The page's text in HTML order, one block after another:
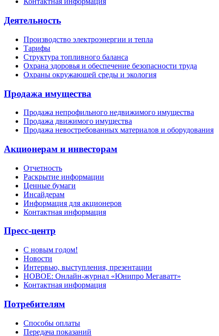
Деятельность
Производство электроэнергии и тепла
Тарифы
Структура топливного баланса
Охрана здоровья и обеспечение безопасности труда
Охраны окружающей среды и экология
Продажа имущества
Продажа непрофильного недвижимого имущества
Продажа движимого имущества
Продажа невостребованных материалов и оборудования
Акционерам и инвесторам
Отчетность
Раскрытие информации
Ценные бумаги
Инсайдерам
Информация для акционеров
Контактная информация
Пресс-центр
С новым годом!
Новости
Интервью, выступления, презентации
НОВОЕ: Онлайн-журнал «Юнипро Мегаватт»
Контактная информация
Потребителям
Способы оплаты
Передача показаний